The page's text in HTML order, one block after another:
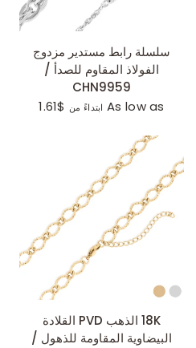
عرض سريع
سلسلة رابط مستدير مزدوج
الفولاذ المقاوم للصدأ /
CHN9959
As low as ابتداءً من$1.61
عرض سريع
18K الذهب PVD القلادة
البيضاوية المقاومة للذهول /